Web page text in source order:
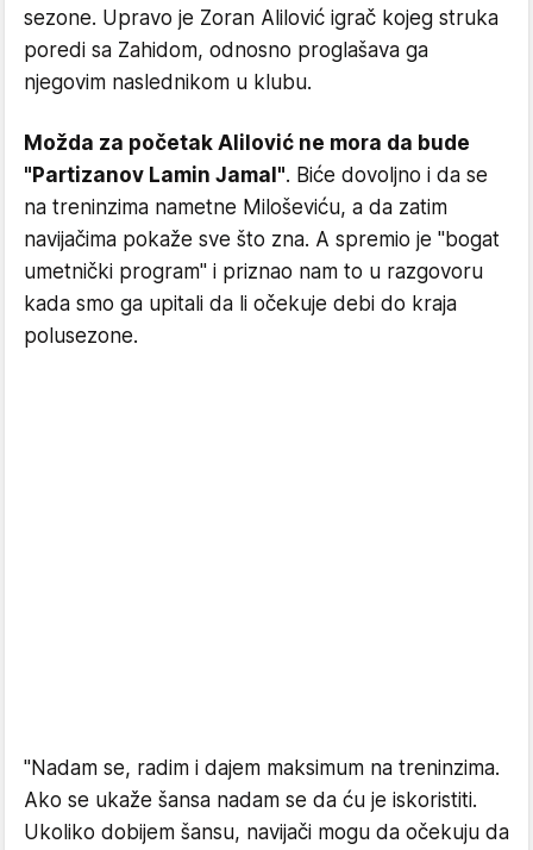
sezone. Upravo je Zoran Alilović igrač kojeg struka
poredi sa Zahidom, odnosno proglašava ga
njegovim naslednikom u klubu.
Možda za početak Alilović ne mora da bude
"Partizanov Lamin Jamal". Biće dovoljno i da se
na treninzima nametne Miloševiću, a da zatim
navijačima pokaže sve što zna. A spremio je "bogat
umetnički program" i priznao nam to u razgovoru
kada smo ga upitali da li očekuje debi do kraja
polusezone.
"Nadam se, radim i dajem maksimum na treninzima.
Ako se ukaže šansa nadam se da ću je iskoristiti.
Ukoliko dobijem šansu, navijači mogu da očekuju da